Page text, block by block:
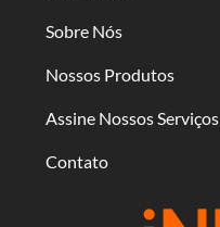
Sobre Nós
Nossos Produtos
Assine Nossos Serviços
Contato